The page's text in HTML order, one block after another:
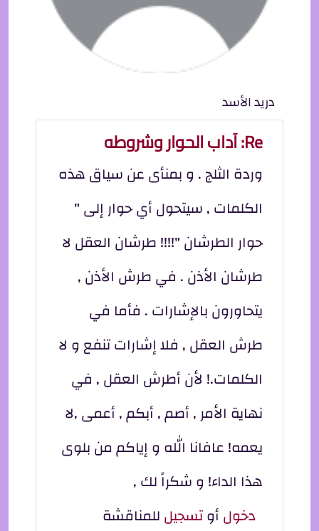
دريد الأسد
Re: آداب الحوار وشروطه
وردة الثلج . و بمنأى عن سياق هذه
الكلمات , سيتحول أي حوار إلى "
حوار الطرشان "!!!! طرشان العقل لا
طرشان الأذن . في طرش الأذن ,
يتحاورون بالإشارات . فأما في
طرش العقل , فلا إشارات تنفع و لا
الكلمات.! لأن أطرش العقل , في
نهاية الأمر , أصم , أبكم , أعمى ,لا
يعمه! عافانا الله و إياكم من بلوى
هذا الداء! و شكراً لك ,
دخولأوتسجيلللمناقشة